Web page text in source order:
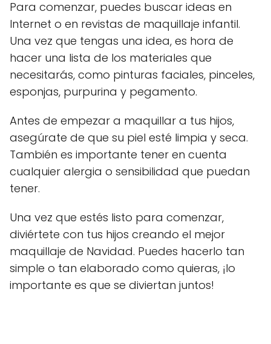
Para comenzar, puedes buscar ideas en
Internet o en revistas de maquillaje infantil.
Una vez que tengas una idea, es hora de
hacer una lista de los materiales que
necesitarás, como pinturas faciales, pinceles,
esponjas, purpurina y pegamento.
Antes de empezar a maquillar a tus hijos,
asegúrate de que su piel esté limpia y seca.
También es importante tener en cuenta
cualquier alergia o sensibilidad que puedan
tener.
Una vez que estés listo para comenzar,
diviértete con tus hijos creando el mejor
maquillaje de Navidad. Puedes hacerlo tan
simple o tan elaborado como quieras, ¡lo
importante es que se diviertan juntos!